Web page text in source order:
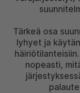
Tärkeä osa
lyhyet ja
nopeasti,